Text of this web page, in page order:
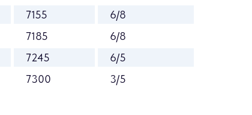
7155
6/8
7185
6/8
7245
6/5
7300 3/5